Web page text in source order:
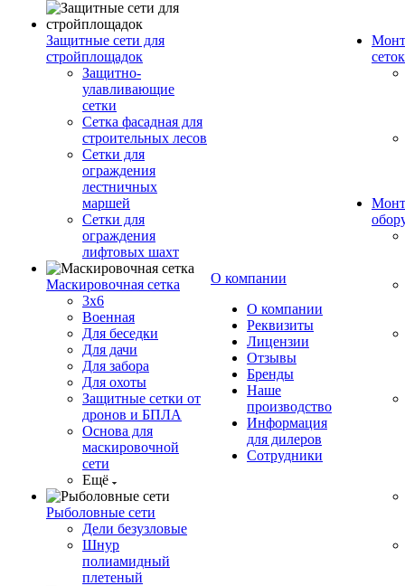
Защитные сети для
стройплощадок
Защитно-
улавливающие
сетки
Сетка фасадная для
строительных лесов
Сетки для
ограждения
лестничных
маршей
Сетки для
ограждения
лифтовых шахт
Маскировочная сетка
3х6
Военная
Для беседки
Для дачи
Для забора
Для охоты
Защитные сетки от
дронов и БПЛА
Основа для
маскировочной
сети
Ещё
Рыболовные сети
Дели безузловые
Шнур
полиамидный
плетеный
О компании
О компании
Реквизиты
Лицензии
Отзывы
Бренды
Наше
производство
Информация
для дилеров
Сотрудники
сеток